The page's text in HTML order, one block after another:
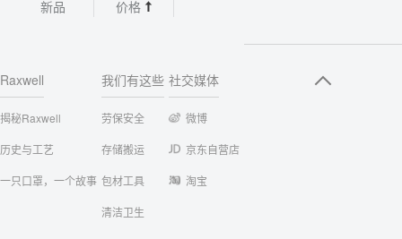
新品 价格
Raxwell
揭秘Raxwell
历史与工艺
一只口罩，一个故事
我们有这些
劳保安全
存储搬运
包材工具
清洁卫生
社交媒体
微博
京东自营店
淘宝